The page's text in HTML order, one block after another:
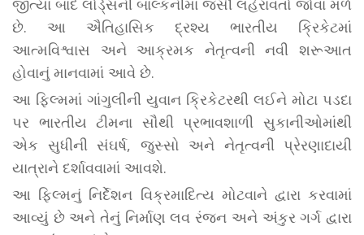
જીત્યા બાદ લોર્ડ્સની બાલ્કનીમાં જર્સી લહેરાવતો જોવા મળે
છે. આ ઐતિહાસિક દ્રશ્ય ભારતીય ક્રિકેટમાં
આત્મવિશ્વાસ અને આક્રમક નેતૃત્વની નવી શરૂઆત
હોવાનું માનવામાં આવે છે.
આ ફિલ્મમાં ગાંગુલીની યુવાન ક્રિકેટરથી લઈને મોટા પડદા
પર ભારતીય ટીમના સૌથી પ્રભાવશાળી સુકાનીઓમાંથી
એક સુધીની સંઘર્ષ, જુસ્સો અને નેતૃત્વની પ્રેરણાદાયી
યાત્રાને દર્શાવવામાં આવશે.
આ ફિલ્મનું નિર્દેશન વિક્રમાદિત્ય મોટવાને દ્વારા કરવામાં
આવ્યું છે અને તેનું નિર્માણ લવ રંજન અને અંકુર ગર્ગ દ્વારા